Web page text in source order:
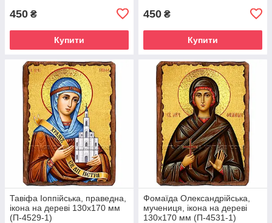
450 ₴
Купити
450 ₴
Купити
Тавіфа Іоппійська, праведна,
ікона на дереві 130х170 мм
(П-4529-1)
Фомаїда Олександрійська,
мучениця, ікона на дереві
130х170 мм (П-4531-1)